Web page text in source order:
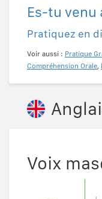
Es-tu venu
Pratiquez en
Voir aussi : Pratique
Compréhension Orale,
Voix